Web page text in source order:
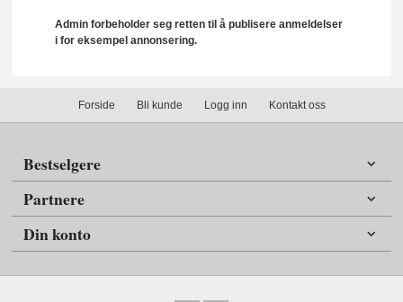
Admin forbeholder seg retten til å publisere anmeldelser
i for eksempel annonsering.
Forside Bli kunde Logg inn Kontakt oss
Bestselgere
Partnere
Din konto